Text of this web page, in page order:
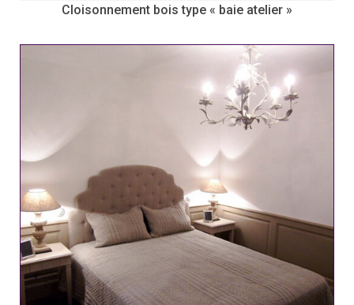
Cloisonnement bois type « baie atelier »